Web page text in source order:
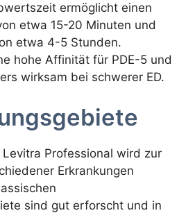
ermöglicht einen
etwa 15-20 Minuten und
etwa 4-5 Stunden.
hohe Affinität für PDE-5 und
wirksam bei schwerer ED.
Professional wird zur
Erkrankungen
sind gut erforscht und in